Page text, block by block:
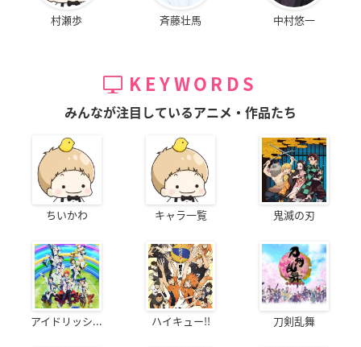
村瀬歩 斉藤壮馬 中村悠一
KEYWORDS
みんなが注目しているアニメ・作品たち
ちいかわ キャラ一覧 鬼滅の刃
アイドリッシ... ハイキュー!! 刀剣乱舞